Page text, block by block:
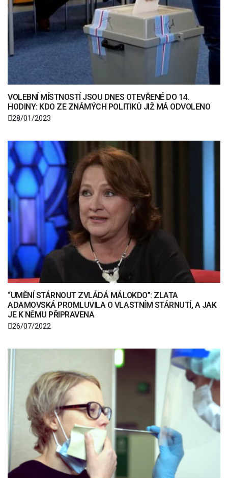
VOLEBNÍ MÍSTNOSTÍ JSOU DNES OTEVŘENÉ DO 14.
HODINY: KDO ZE ZNÁMÝCH POLITIKŮ JIŽ MÁ ODVOLENO
28/01/2023
“UMĚNÍ STÁRNOUT ZVLÁDÁ MÁLOKDO”: ZLATA
ADAMOVSKÁ PROMLUVILA O VLASTNÍM STÁRNUTÍ, A JAK
JE K NĚMU PŘIPRAVENA
26/07/2022